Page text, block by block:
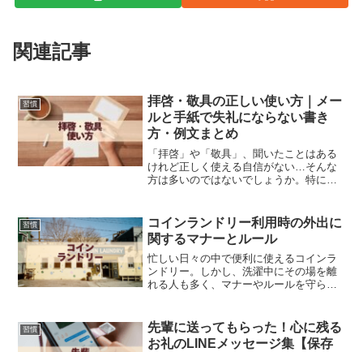
関連記事
習慣
拝啓・敬具の正しい使い方｜メー
ルと手紙で失礼にならない書き
方・例文まとめ
「拝啓」や「敬具」、聞いたことはある
けれど正しく使える自信がない…そんな
方は多いのではないでしょうか。特にビ
は、拝啓・敬具の基本的な意味から、使
うべき場面・避けるべきケ...
習慣
コインランドリー利用時の外出に
関するマナーとルール
忙しい日々の中で便利に使えるコインラ
ンドリー。しかし、洗濯中にその場を離
れる人も多く、マナーやルールを守らな
用中の外出に関する基本マナーから、安
全な使い方や効率的な時間の...
習慣
先輩に送ってもらった！心に残る
お礼のLINEメッセージ集【保存